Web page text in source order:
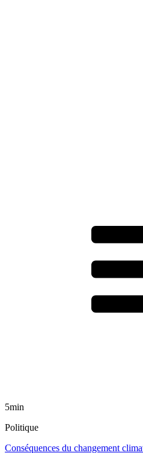
5min
Politique
Conséquences du changement